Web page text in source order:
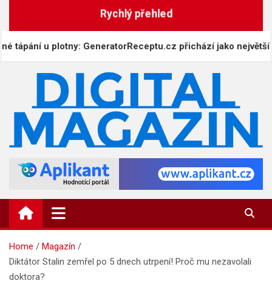
Rychlý přehled
u plotny: GeneratorReceptu.cz přichází jako největší
DigitalMagazin.cz
Home
Magazín
Diktátor Stalin zemřel po 5 dnech utrpení! Proč mu nezavolali
doktora?